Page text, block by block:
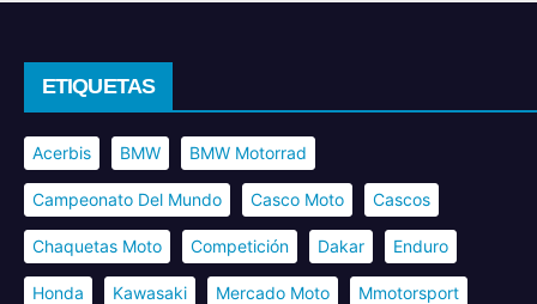
ETIQUETAS
Acerbis BMW BMW Motorrad
Campeonato Del Mundo Casco Moto Cascos
Chaquetas Moto Competición Dakar Enduro
Honda Kawasaki Mercado Moto Mmotorsport